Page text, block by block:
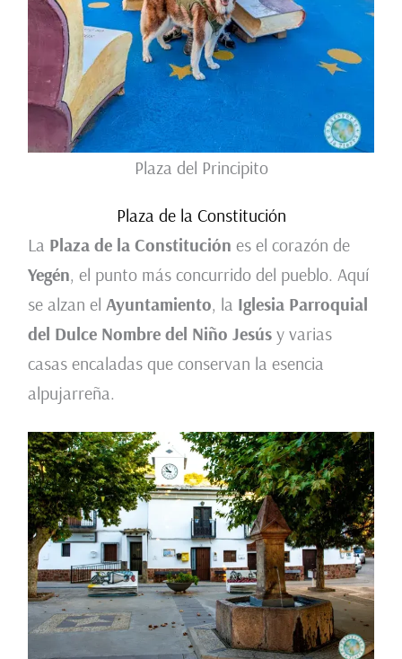
Plaza del Principito
Plaza de la Constitución
La Plaza de la Constitución es el corazón de
Yegén, el punto más concurrido del pueblo. Aquí
se alzan el Ayuntamiento, la Iglesia Parroquial
del Dulce Nombre del Niño Jesúsy varias
casas encaladas que conservan la esencia
alpujarreña.